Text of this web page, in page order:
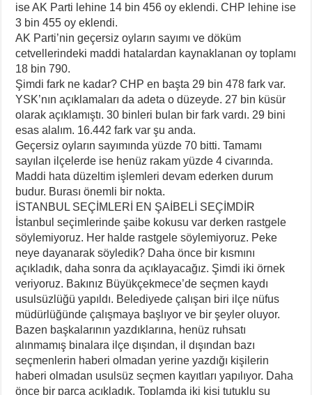
ise AK Parti lehine 14 bin 456 oy eklendi. CHP lehine ise
3 bin 455 oy eklendi.
AK Parti’nin geçersiz oyların sayımı ve döküm
cetvellerindeki maddi hatalardan kaynaklanan oy toplamı
18 bin 790.
Şimdi fark ne kadar? CHP en başta 29 bin 478 fark var.
YSK’nın açıklamaları da adeta o düzeyde. 27 bin küsür
olarak açıklamıştı. 30 binleri bulan bir fark vardı. 29 bini
esas alalım. 16.442 fark var şu anda.
Geçersiz oyların sayımında yüzde 70 bitti. Tamamı
sayılan ilçelerde ise henüz rakam yüzde 4 civarında.
Maddi hata düzeltim işlemleri devam ederken durum
budur. Burası önemli bir nokta.
İSTANBUL SEÇİMLERİ EN ŞAİBELİ SEÇİMDİR
İstanbul seçimlerinde şaibe kokusu var derken rastgele
söylemiyoruz. Her halde rastgele söylemiyoruz. Peke
neye dayanarak söyledik? Daha önce bir kısmını
açıkladık, daha sonra da açıklayacağız. Şimdi iki örnek
veriyoruz. Bakınız Büyükçekmece’de seçmen kaydı
usulsüzlüğü yapıldı. Belediyede çalışan biri ilçe nüfus
müdürlüğünde çalışmaya başlıyor ve bir şeyler oluyor.
Bazen başkalarının yazdıklarına, henüz ruhsatı
alınmamış binalara ilçe dışından, il dışından bazı
seçmenlerin haberi olmadan yerine yazdığı kişilerin
haberi olmadan usulsüz seçmen kayıtları yapılıyor. Daha
önce bir parça açıkladık. Toplamda iki kişi tutuklu şu